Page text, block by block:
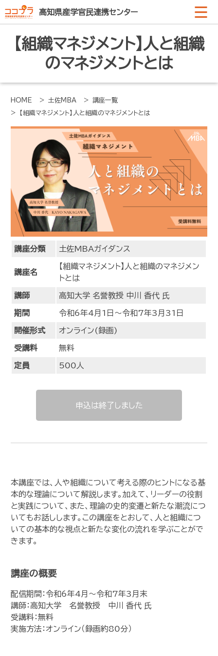
高知県産学官民連携センター
【組織マネジメント】人と組織
のマネジメントとは
HOME > 土佐MBA
> 講座一覧
> 【組織マネジメント】人と組織のマネジメントとは
講座分類 土佐MBAガイダンス
講座名
【組織マネジメント】人と組織のマネジメン
トとは
講師 高知大学 名誉教授 中川 香代 氏
期間 令和6年4月1日～令和7年3月31日
開催形式 オンライン(録画)
受講料 無料
定員 500人
申込は終了しました
本講座では、人や組織について考える際のヒントになる基
本的な理論について解説します。加えて、リーダーの役割
と実践について、また、理論の史的変遷と新たな潮流につ
いてもお話しします。この講座をとおして、人と組織につ
いての基本的な視点と新たな変化の流れを学ぶことがで
きます。
講座の概要
配信期間：令和6年4月～令和7年3月末
講師：高知大学 名誉教授 中川 香代 氏
受講料：無料
実施方法：オンライン（録画約80分）